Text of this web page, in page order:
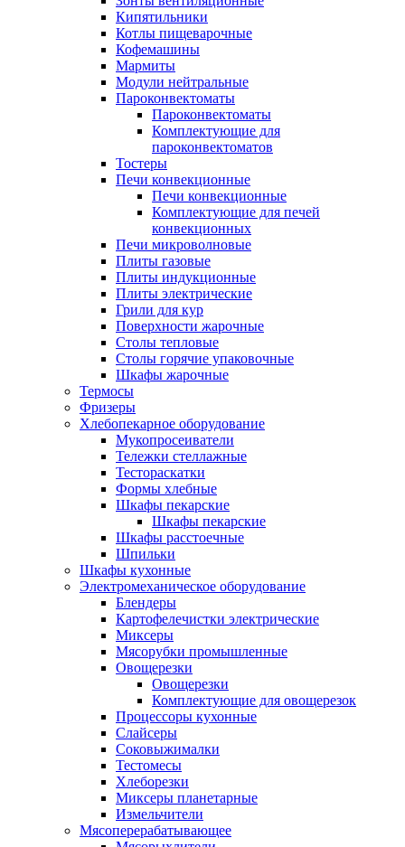
Кипятильники
Котлы пищеварочные
Кофемашины
Мармиты
Модули нейтральные
Пароконвектоматы
Пароконвектоматы
Комплектующие для
пароконвектоматов
Тостеры
Печи конвекционные
Печи конвекционные
Комплектующие для печей
конвекционных
Печи микроволновые
Плиты газовые
Плиты индукционные
Плиты электрические
Грили для кур
Поверхности жарочные
Столы тепловые
Столы горячие упаковочные
Шкафы жарочные
Термосы
Фризеры
Хлебопекарное оборудование
Мукопросеиватели
Тележки стеллажные
Тестораскатки
Формы хлебные
Шкафы пекарские
Шкафы пекарские
Шкафы расстоечные
Шпильки
Шкафы кухонные
Электромеханическое оборудование
Блендеры
Картофелечистки электрические
Миксеры
Мясорубки промышленные
Овощерезки
Овощерезки
Комплектующие для овощерезок
Процессоры кухонные
Слайсеры
Соковыжималки
Тестомесы
Хлеборезки
Миксеры планетарные
Измельчители
Мясоперерабатывающее